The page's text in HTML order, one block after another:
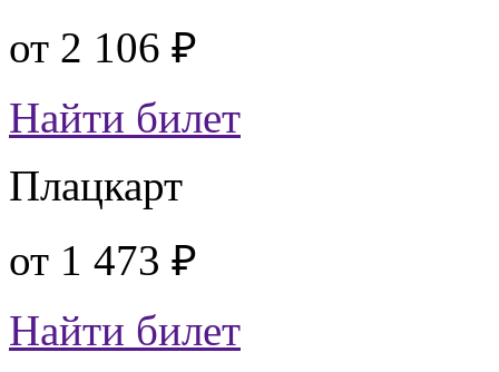
от 2 106 ₽
Найти билет
Плацкарт
от 1 473 ₽
Найти билет